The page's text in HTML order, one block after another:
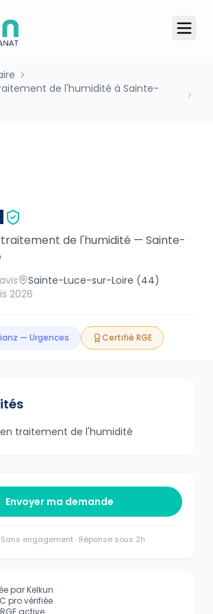
de l'humidité à Sainte-
de l'humidité — Sainte-
Sainte-Luce-sur-Loire (44)
2026
— Urgences Certifié RGE
traitement de l'humidité
Envoyer ma demande
engagement · Réponse sous 2h
par Kelkun
pro vérifiée
active